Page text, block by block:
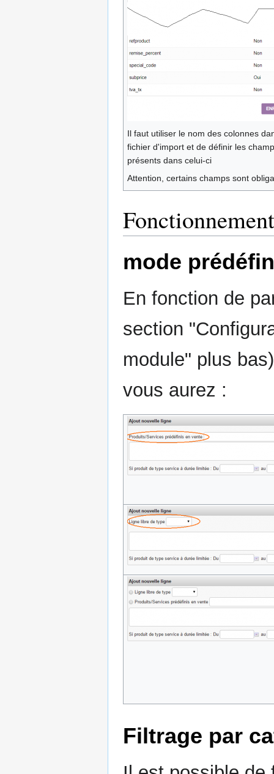
Il faut utiliser le nom des colonnes
fichier d'import et de définir les
présents dans celui-ci
Attention, certains champs sont
Fonctionnement
mode
En fonction de
section
module" plus
vous aurez :
Filtrage par